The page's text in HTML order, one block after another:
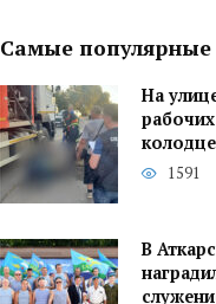
Самые популярные
На
колодце
1591
В